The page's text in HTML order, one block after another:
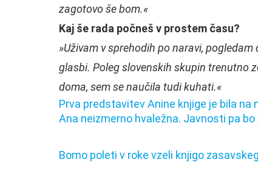
zagotovo še bom.«
Kaj še rada počneš v prostem času?
»Uživam v sprehodih po naravi,
glasbi. Poleg slovenskih skupin trenutno
doma, sem se naučila tudi kuhati.«
Prva predstavitev Anine knjige je bila na
Ana neizmerno hvaležna. Javnosti pa
Bomo poleti v roke vzeli knjigo
LakonciZačenja
V